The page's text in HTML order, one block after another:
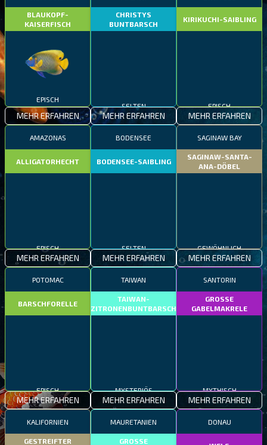
BLAUKOPF-
KAISERFISCH
EPISCH
MEHR ERFAHREN
CHRISTYS
BUNTBARSCH
MEHR ERFAHREN
KIRIKUCHI-SAIBLING
MEHR ERFAHREN
AMAZONAS
ALLIGATORHECHT
MEHR ERFAHREN
BODENSEE
BODENSEE-SAIBLING
MEHR ERFAHREN
SAGINAW BAY
SAGINAW-SANTA-
ANA-DÖBEL
MEHR ERFAHREN
POTOMAC
BARSCHFORELLE
MEHR ERFAHREN
TAIWAN
TAIWAN-
ZITRONENBUNTBARSCH
MEHR ERFAHREN
SANTORIN
GROSSE
GABELMAKRELE
MEHR ERFAHREN
KALIFORNIEN
GESTREIFTER
MAURETANIEN
GROSSE
DONAU